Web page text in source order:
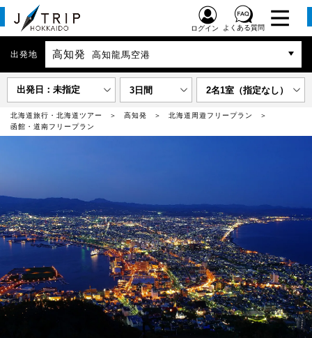
ログイン よくある質問
出発地 高知発 高知龍馬空港
出発日：未指定 3日間 2名1室（指定なし）
北海道旅行・北海道ツアー 高知発
北海道周遊フリープラン
函館・道南フリープラン